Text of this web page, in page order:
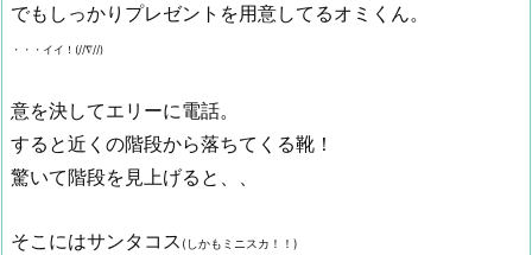
でもしっかりプレゼントを用意してるオミくん。
・・・イイ！(//∇//)
意を決してエリーに電話。
すると近くの階段から落ちてくる靴！
驚いて階段を見上げると、、
そこにはサンタコス (しかもミニスカ！！)